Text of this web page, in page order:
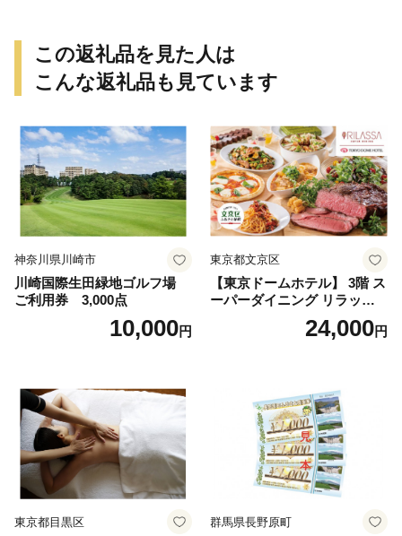
この返礼品を見た人は
こんな返礼品も見ています
神奈川県川崎市
川崎国際生田緑地ゴルフ場
ご利用券 3,000点
10,000円
東京都文京区
【東京ドームホテル】 3階 ス
ーパーダイニング リラッサ
ランチブッフェ お食事券 大
人1名様分 関東 東京 ご利用
24,000円
東京都目黒区 群馬県長野原町